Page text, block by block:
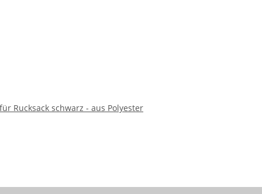
Rucksack schwarz - aus Polyester